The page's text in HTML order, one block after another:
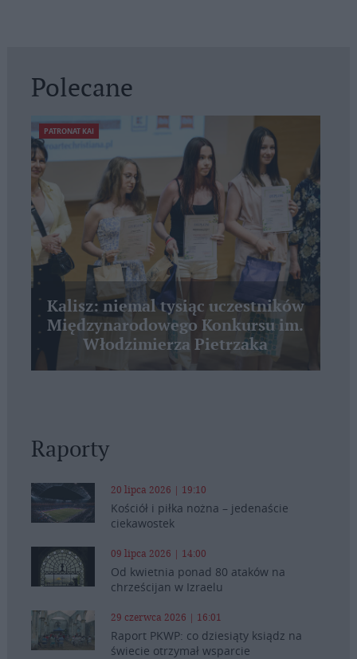
Polecane
PATRONAT KAI
Kalisz: niemal tysiąc uczestników
Międzynarodowego Konkursu im.
Włodzimierza Pietrzaka
Raporty
20 lipca 2026 | 19:10
Kościół i piłka nożna – jedenaście
ciekawostek
09 lipca 2026 | 14:00
Od kwietnia ponad 80 ataków na
chrześcijan w Izraelu
29 czerwca 2026 | 16:01
Raport PKWP: co dziesiąty ksiądz na
świecie otrzymał wsparcie